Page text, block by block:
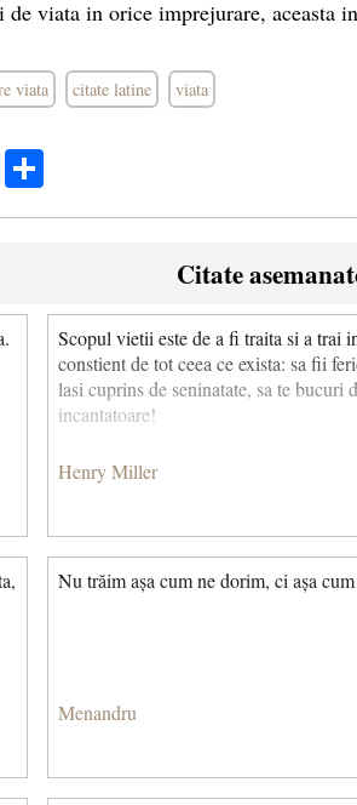
viata in orice imprejurare, aceasta
viata citate latine viata
Email
Citate
Scopul vietii este de a fi traita si a trai
constient de tot ceea ce exista: sa fii
lasi cuprins de seninatate, sa te bucuri
incantatoare!
Henry Miller
Nu trăim așa cum ne dorim, ci așa
Menandru